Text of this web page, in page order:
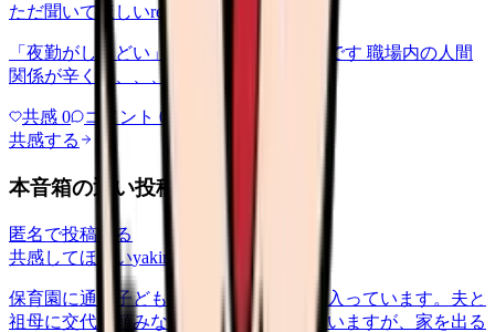
ただ聞いてほしいrelationships
「夜勤がしんどい」について相談したいです 職場内の人間
関係が辛くて、、、
共感 0 コメント 0
共感する
本音箱の近い投稿
匿名で投稿する
共感してほしいyakin 2026/5/22
保育園に通う子どもを育てながら夜勤に入っています。夫と
祖母に交代で頼みながらなんとか回していますが、家を出る